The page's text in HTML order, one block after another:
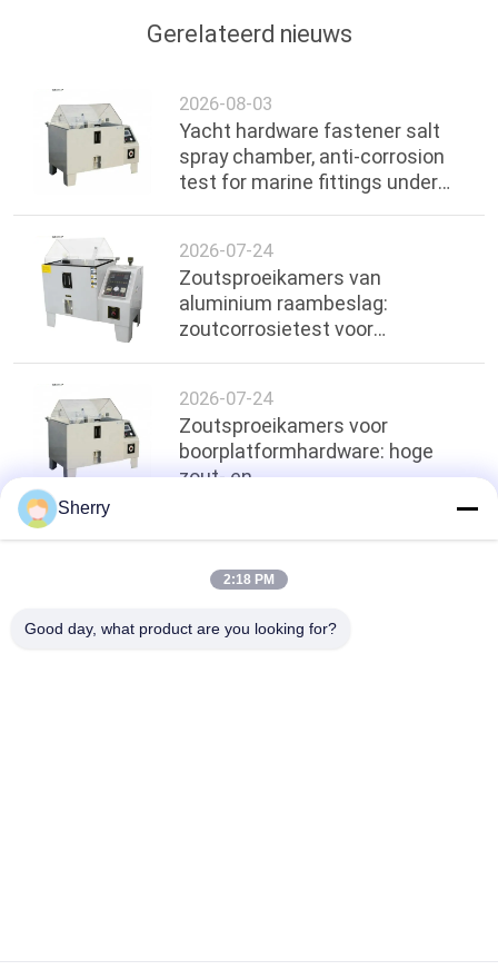
Gerelateerd nieuws
2026-08-03
Yacht hardware fastener salt
spray chamber, anti-corrosion
test for marine fittings under
2026-07-24
Zoutsproeikamers van
aluminium raambeslag:
zoutcorrosietest voor
2026-07-24
Zoutsproeikamers voor
boorplatformhardware: hoge
zout- en
Terug naar boven
Sherry
2:18 PM
Good day, what product are you looking for?